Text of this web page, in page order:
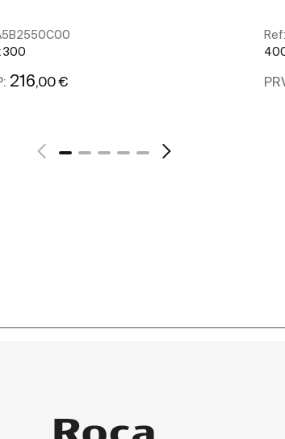
300
216 ,00 €
Ref: